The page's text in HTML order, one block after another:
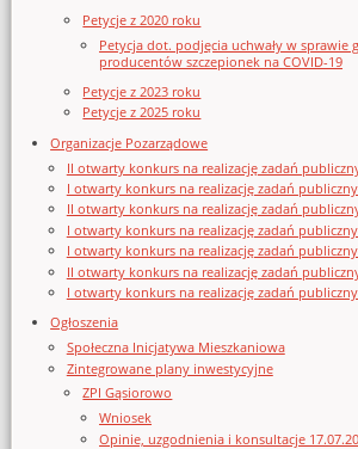
Petycje z 2020 roku
Petycja dot. podjęcia uchwały w sprawie
producentów szczepionek na COVID-19
Petycje z 2023 roku
Petycje z 2025 roku
Organizacje Pozarządowe
II otwarty konkurs na realizację zadań
I otwarty konkurs na realizację zadań
II otwarty konkurs na realizację zadań
I otwarty konkurs na realizację zadań
I otwarty konkurs na realizację zadań
II otwarty konkurs na realizację zadań
I otwarty konkurs na realizację zadań
Ogłoszenia
Społeczna Inicjatywa Mieszkaniowa
Zintegrowane plany inwestycyjne
ZPI Gąsiorowo
Wniosek
Opinie, uzgodnienia i konsultacje